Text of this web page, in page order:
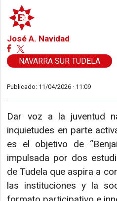
José A. Navidad
NAVARRA SUR TUDELA
Publicado: 11/04/2026 · 11:09
Dar voz a la juventud
inquietudes en parte
es el objetivo de
impulsada por dos
de Tudela que aspira a
las instituciones y la